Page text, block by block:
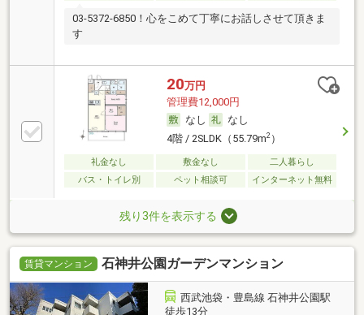
03-5372-6850！心をこめて丁寧にお話しさせて頂きま
す
20万円
管理費12,000円
なし
なし
4階 / 2SLDK（55.79m2）
礼金なし 敷金なし
二人暮らし
バス・トイレ別
ペット相談可 インターネット無料
残り3件を表示する
賃貸マンション 石神井公園ガーデンマンション
西武池袋・豊島線 石神井公園駅
徒歩13分